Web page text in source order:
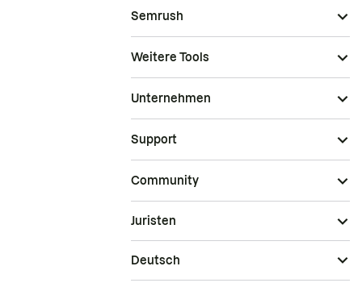
Semrush
Weitere Tools
Unternehmen
Support
Community
Juristen
Deutsch